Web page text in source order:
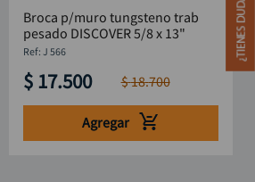
Broca p/muro tungsteno trab
pesado DISCOVER 5/8 x 13"
:J 566
$ 17.500 $18.700
Agregar